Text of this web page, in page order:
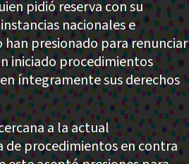
pidió reserva con su
nacionales e
presionado para renunciar
iniciado procedimientos
íntegramente sus derechos
a la actual
procedimientos en contra